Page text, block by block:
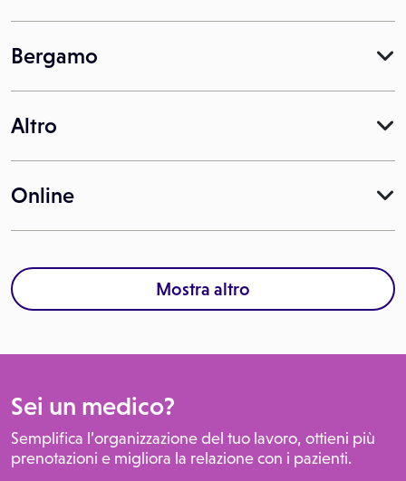
Bergamo
Altro
Online
Mostra altro
Sei un medico?
Semplifica l’organizzazione del tuo lavoro, ottieni più
prenotazioni e migliora la relazione con i pazienti.